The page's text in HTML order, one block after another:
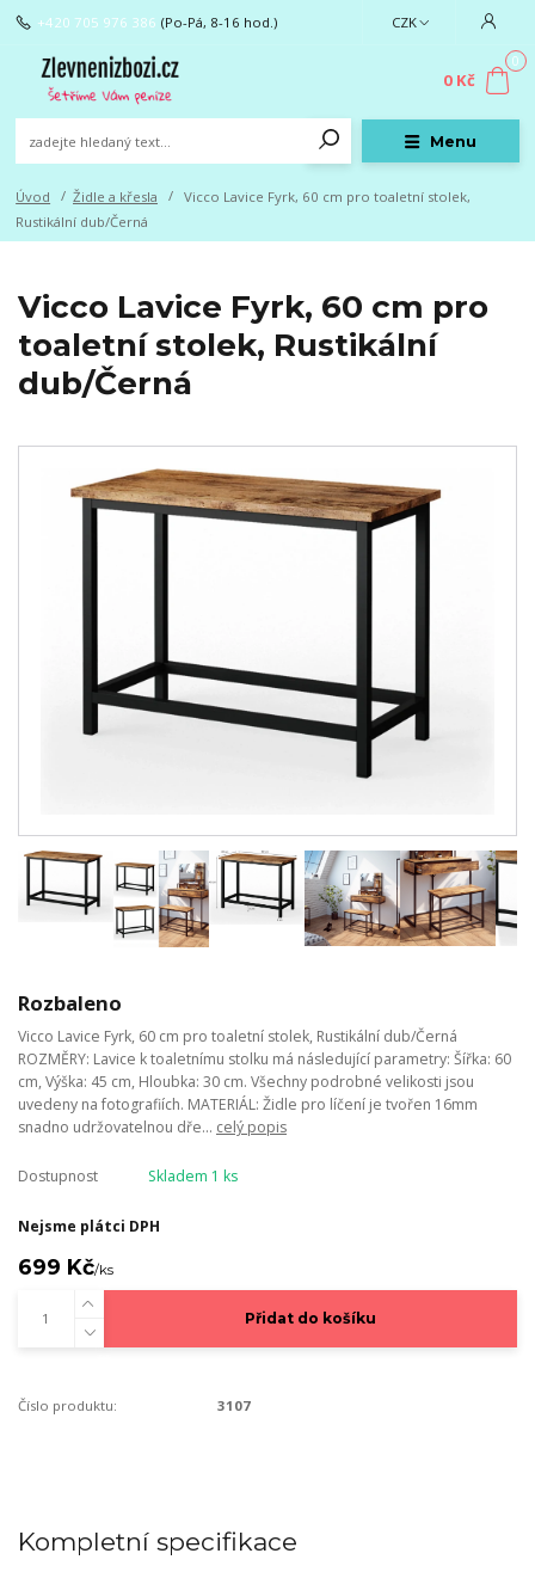
Menu
CZK
+420 705 976 386 (Po-Pá, 8-16 hod.)
0
0 Kč
Úvod Židle a křesla
Vicco Lavice Fyrk, 60 cm pro toaletní stolek,
Rustikální dub/Černá
Vicco Lavice Fyrk, 60 cm pro
toaletní stolek, Rustikální
dub/Černá
Rozbaleno
Vicco Lavice Fyrk, 60 cm pro toaletní stolek, Rustikální dub/Černá
ROZMĚRY: Lavice k toaletnímu stolku má následující parametry: Šířka: 60
cm, Výška: 45 cm, Hloubka: 30 cm. Všechny podrobné velikosti jsou
uvedeny na fotografiích. MATERIÁL: Židle pro líčení je tvořen 16mm
snadno udržovatelnou dře... celý popis
Dostupnost Skladem 1 ks
Nejsme plátci DPH
699 Kč/ks
Přidat do košíku
Číslo produktu: 3107
Kompletní specifikace